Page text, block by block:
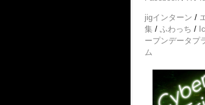
jigインターン /
集 / ふわっち /
ープンデータプ
ム